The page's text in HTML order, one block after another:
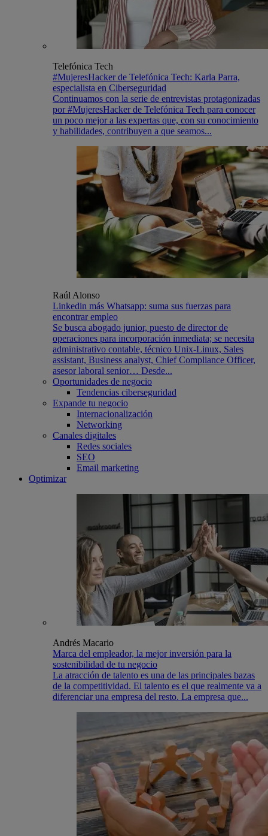
Telefónica Tech
#MujeresHacker de Telefónica Tech: Karla Parra,
especialista en Ciberseguridad
Continuamos con la serie de entrevistas protagonizadas
por #MujeresHacker de Telefónica Tech para conocer
un poco mejor a las expertas que, con su conocimiento
y habilidades, contribuyen a que seamos...
Raúl Alonso
Linkedin más Whatsapp: suma sus fuerzas para
encontrar empleo
Se busca abogado junior, puesto de director de
operaciones para incorporación inmediata; se necesita
administrativo contable, técnico Unix-Linux, Sales
assistant, Business analyst, Chief Compliance Officer,
asesor laboral senior… Desde...
Oportunidades de negocio
Tendencias ciberseguridad
Expande tu negocio
Internacionalización
Networking
Canales digitales
Redes sociales
SEO
Email marketing
Optimizar
Andrés Macario
Marca del empleador, la mejor inversión para la
sostenibilidad de tu negocio
La atracción de talento es una de las principales bazas
de la competitividad. El talento es el que realmente va a
diferenciar una empresa del resto. La empresa que...